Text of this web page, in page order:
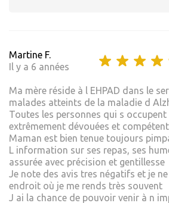
Martine F.
Il y a 6 années
Ma mère réside à l EHPAD dans le
malades atteints de la maladie d
Toutes les personnes qui s
extrêmement dévouées et
Maman est bien tenue toujours
L information sur ses repas, ses
assurée avec précision et gentillesse
Je note des avis tres négatifs et je
endroit où je me rends très souvent
J ai la chance de pouvoir venir à n